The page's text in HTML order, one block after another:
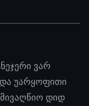
ვარ
უარყოფითი
დიდ